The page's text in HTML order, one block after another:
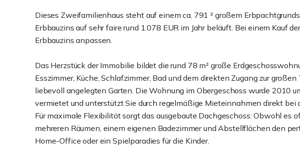
Dieses Zweifamilienhaus steht auf einem ca. 791 ² großem
Erbbauzins auf sehr faire rund 1.078 EUR im Jahr beläuft. Bei einem Kauf
Erbbauzins anpassen.
Das Herzstück der Immobilie bildet die rund 78 m² große
Esszimmer, Küche, Schlafzimmer, Bad und dem direkten Zugang zur
liebevoll angelegten Garten. Die Wohnung im Obergeschoss wurde 2010
vermietet und unterstützt Sie durch regelmäßige Mieteinnahmen direkt bei
Für maximale Flexibilität sorgt das ausgebaute Dachgeschoss: Obwohl es
mehreren Räumen, einem eigenen Badezimmer und Abstellflächen den
Home-Office oder ein Spielparadies für die Kinder.